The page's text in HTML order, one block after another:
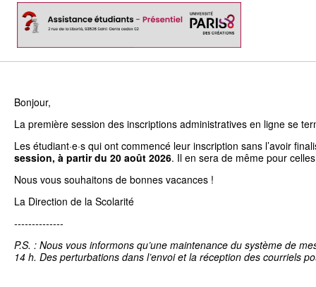
Bonjour,
La première session des inscriptions administratives en ligne se
Les étudiant·e·s qui ont commencé leur inscription sans l’avoir
session, à partir du 20 août 2026. Il en sera de même pour
Nous vous souhaitons de bonnes vacances !
La Direction de la Scolarité
--------------
P.S. : Nous vous informons qu’une maintenance du système de
14 h. Des perturbations dans l’envoi et la réception des courriels